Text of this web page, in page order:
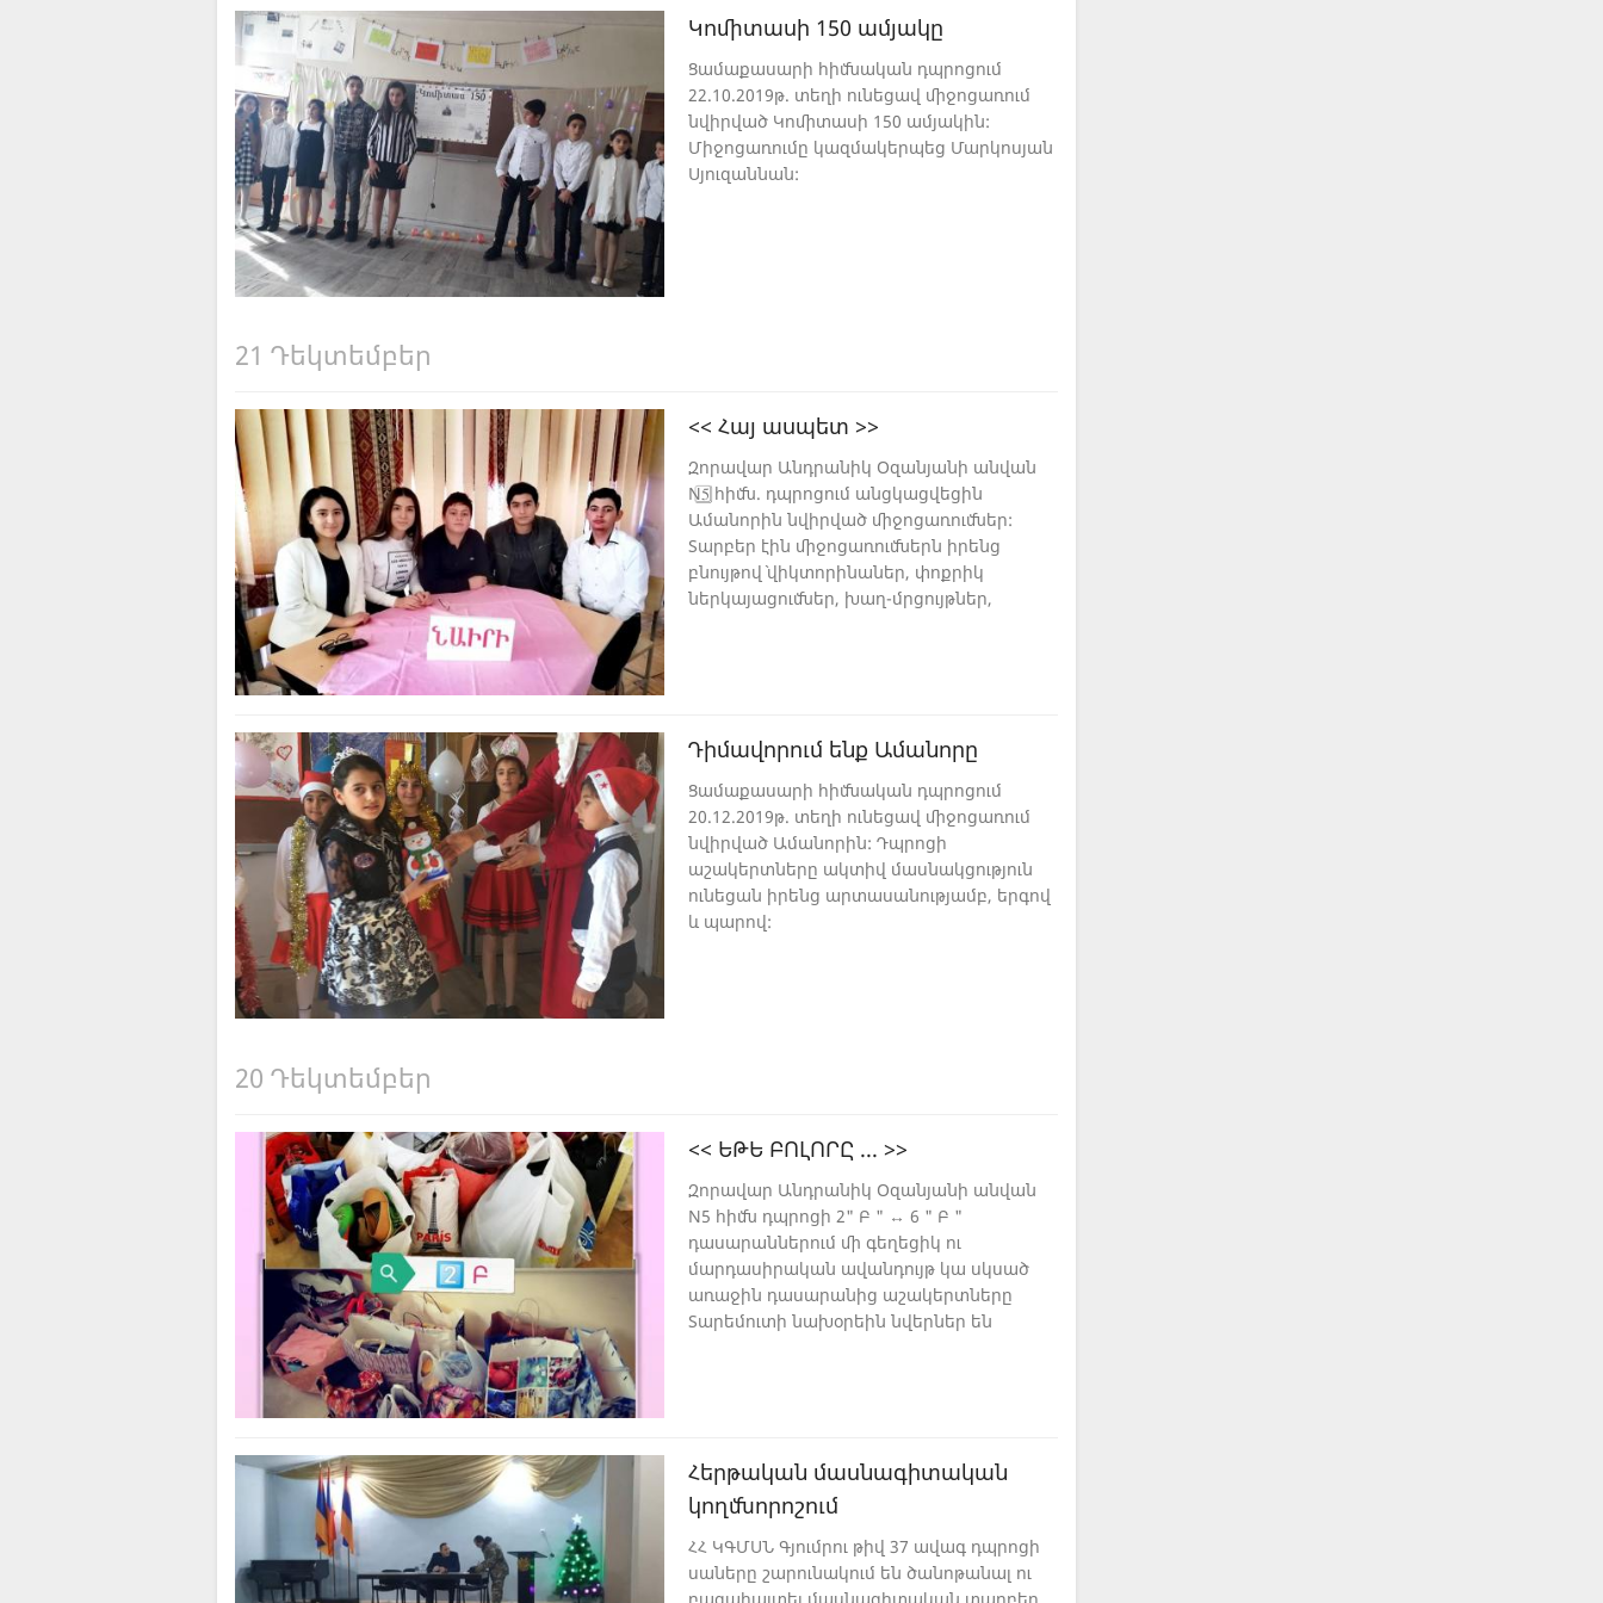
Կոմիտասի 150 ամյակը
Ցամաքասարի հիմնական դպրոցում
22.10.2019թ. տեղի ունեցավ միջոցառում
նվիրված Կոմիտասի 150 ամյակին:
Միջոցառումը կազմակերպեց Մարկոսյան
Սյուզաննան:
21 Դեկտեմբեր
<< Հայ ասպետ >>
Զորավար Անդրանիկ Օզանյանի անվան
N5⃣ հիմն. դպրոցում անցկացվեցին
Ամանորին նվիրված միջոցառումներ:
Տարբեր էին միջոցառումներն իրենց
բնույթով` վիկտորինաներ, փոքրիկ
ներկայացումներ, խաղ-մրցույթներ,
մրցակցություն. ահա թե ինչ մթնոլորտ էր
տիրում դպրոցում:
Ռազմահայրենասիրական
դաստիարակությունը և գրագետ, հոգեպես
ու ֆիզիկապես կոփված, բանակի մասին
տեղեկացված ու պատրաստված սերունդ
դաստիարակելու գործընթացը մեզանում
օրեցօր ավելի է կատարելագործվում: Իսկ
դասարանի աշակերտների միջև
Դիմավորում ենք Ամանորը
Ցամաքասարի հիմնական դպրոցում
20.12.2019թ. տեղի ունեցավ միջոցառում
նվիրված Ամանորին: Դպրոցի
աշակերտները ակտիվ մասնակցություն
ունեցան իրենց արտասանությամբ, երգով
և պարով:
20 Դեկտեմբեր
<< ԵԹԵ ԲՈԼՈՐԸ ... >>
Զորավար Անդրանիկ Օզանյանի անվան
N5 հիմն դպրոցի 2" Բ " ↔ 6 " Բ "
դասարաններում մի գեղեցիկ ու
մարդասիրական ավանդույթ կա սկսած
առաջին դասարանից աշակերտները
Տարեմուտի նախօրեին նվերներ են
հոգեկան առողջության խնդիրներ ունեցող
խնամքի պետական կազմակերպություն:
ծիլեր են տալու, իսկ բարեգործության
մասին ուղղակի բարձրաձայնվեց `
Հերթական մասնագիտական
կողմնորոշում
ՀՀ ԿԳՄՍՆ Գյումրու թիվ 37 ավագ դպրոցի
սաները շարունակում են ծանոթանալ ու